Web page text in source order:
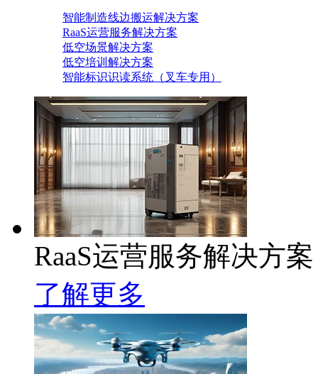
智能制造线边搬运解决方案
RaaS运营服务解决方案
低空场景解决方案
低空培训解决方案
智能标识识读系统（叉车专用）
RaaS运营服务解决方案
了解更多